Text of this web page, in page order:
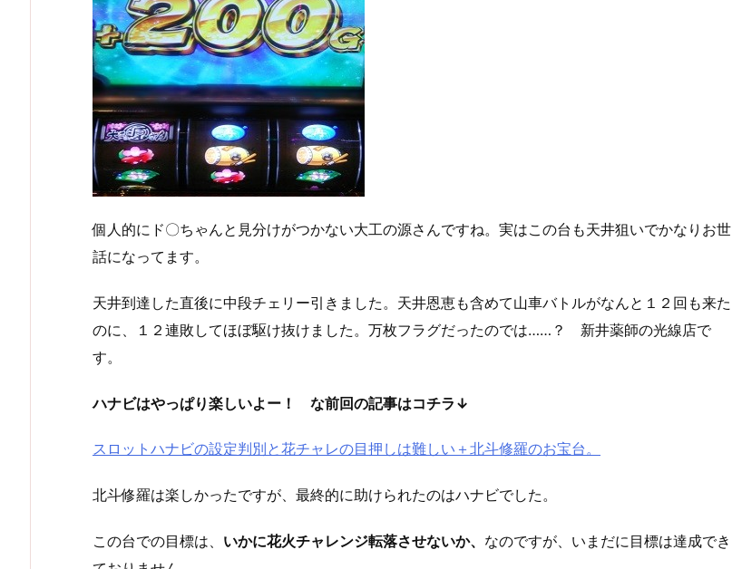
個人的にド〇ちゃんと見分けがつかない大工の源さんですね。実はこの台も天井狙いでかなりお世
話になってます。
天井到達した直後に中段チェリー引きました。天井恩恵も含めて山車バトルがなんと１２回も来た
のに、１２連敗してほぼ駆け抜けました。万枚フラグだったのでは……？ 新井薬師の光線店で
す。
ハナビはやっぱり楽しいよー！ な前回の記事はコチラ↓
スロットハナビの設定判別と花チャレの目押しは難しい＋北斗修羅のお宝台。
北斗修羅は楽しかったですが、最終的に助けられたのはハナビでした。
この台での目標は、 いかに花火チャレンジ転落させないか、 なのですが、いまだに目標は達成でき